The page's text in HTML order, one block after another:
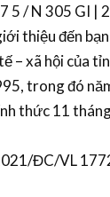
5 / N 305 GI |
thiệu đến
– xã hội của
trong đó
thức 11
ĐC/VL